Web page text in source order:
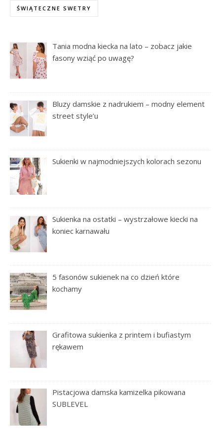
ŚWIĄTECZNE SWETRY
Tania modna kiecka na lato – zobacz jakie
fasony wziąć po uwagę?
Bluzy damskie z nadrukiem – modny element
street style’u
Sukienki w najmodniejszych kolorach sezonu
Sukienka na ostatki – wystrzałowe kiecki na
koniec karnawału
5 fasonów sukienek na co dzień które
kochamy
Grafitowa sukienka z printem i bufiastym
rękawem
Pistacjowa damska kamizelka pikowana
SUBLEVEL